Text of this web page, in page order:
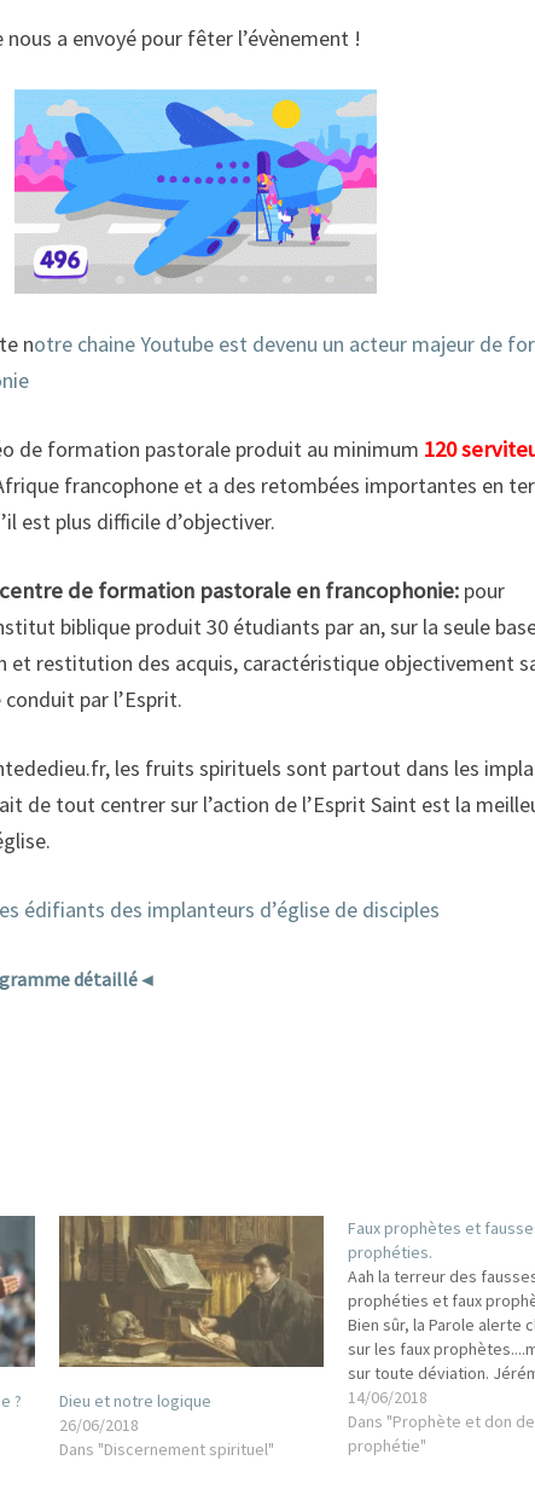
0
A
B
O
N
É
S
S
U
R
T
R
E
C
A
I
N
U
T
E
N
!
nous a envoyé pour fêter l’évènement !
notre chaine Youtube est devenu un acteur majeur de
de formation pastorale produit au minimum 120
francophone et a des retombées importantes en
est plus difficile d’objectiver.
de formation pastorale en francophonie: pour
biblique produit 30 étudiants par an, sur la seule
et restitution des acquis, caractéristique objectivement
par l’Esprit.
les fruits spirituels sont partout dans les
de tout centrer sur l’action de l’Esprit Saint est la
édifiants des implanteurs d’église de disciples
détaillé◄
?
Dieu et notre logique
26/06/2018
Dans "Discernement spirituel"
Faux prophètes et
prophéties.
Aah la terreur des
prophéties et faux
Bien sûr, la Parole alerte
sur les faux
sur toute déviation.
(extrait)► et je vous
pasteurs selon mon
paîtront avec intelligence
14/06/2018
Dans "Prophète et don de
prophétie"